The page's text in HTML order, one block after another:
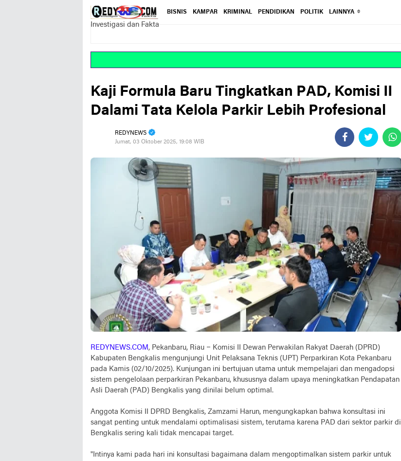
Investigasi dan Fakta
BISNIS KAMPAR KRIMINAL PENDIDIKAN POLITIK LAINNYA
Kaji Formula Baru Tingkatkan PAD, Komisi II
Dalami Tata Kelola Parkir Lebih Profesional
REDYNEWS
Jumat, 03 Oktober 2025, 19:08 WIB
REDYNEWS.COM, Pekanbaru, Riau – Komisi II Dewan Perwakilan Rakyat Daerah (DPRD)
Kabupaten Bengkalis mengunjungi Unit Pelaksana Teknis (UPT) Perparkiran Kota Pekanbaru
pada Kamis (02/10/2025). Kunjungan ini bertujuan utama untuk mempelajari dan mengadopsi
sistem pengelolaan perparkiran Pekanbaru, khususnya dalam upaya meningkatkan Pendapatan
Asli Daerah (PAD) Bengkalis yang dinilai belum optimal.
Anggota Komisi II DPRD Bengkalis, Zamzami Harun, mengungkapkan bahwa konsultasi ini
sangat penting untuk mendalami optimalisasi sistem, terutama karena PAD dari sektor parkir di
Bengkalis sering kali tidak mencapai target.
"Intinya kami pada hari ini konsultasi bagaimana dalam mengoptimalkan sistem parkir untuk